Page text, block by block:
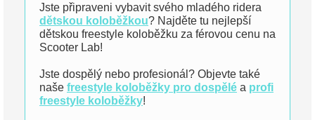
Jste připraveni vybavit svého mladého ridera
dětskou koloběžkou? Najděte tu nejlepší
dětskou freestyle koloběžku za férovou cenu na
Scooter Lab!
Jste dospělý nebo profesionál? Objevte také
naše freestyle koloběžky pro dospělé a profi
freestyle koloběžky!